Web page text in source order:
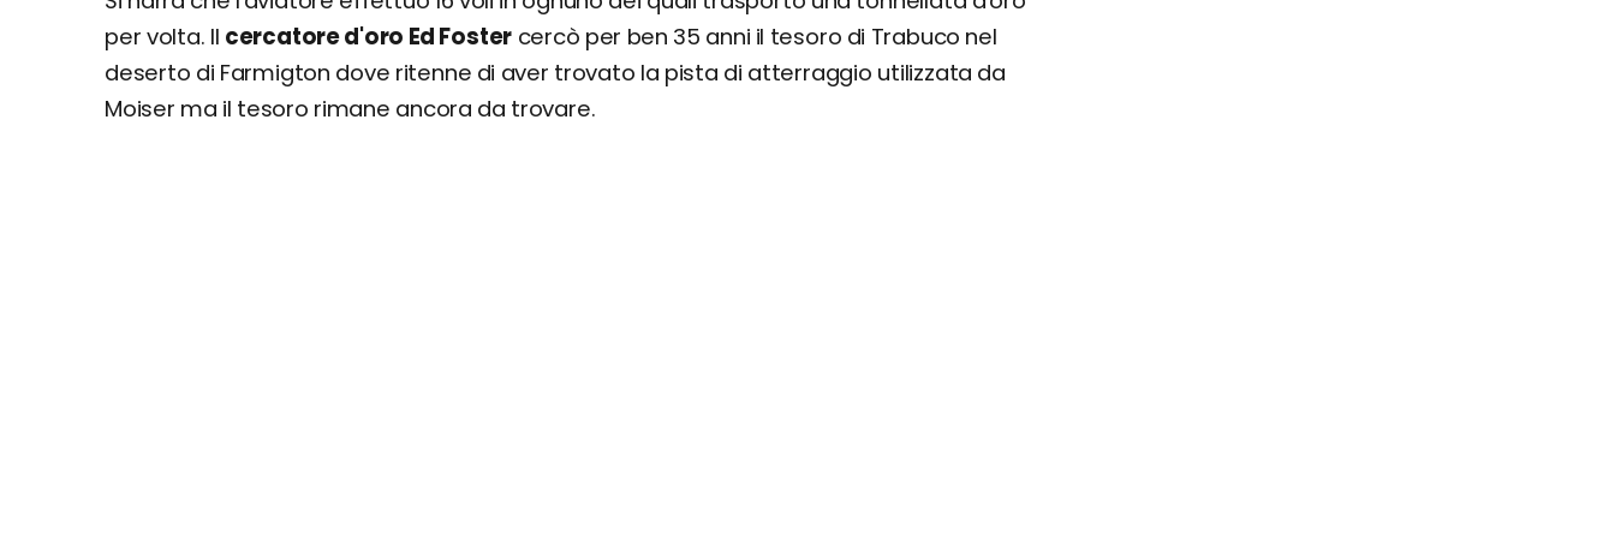
per volta. Il cercatore d'oro Ed Foster cercò per ben 35 anni il tesoro di Trabuco nel
deserto di Farmigton dove ritenne di aver trovato la pista di atterraggio utilizzata da
Moiser ma il tesoro rimane ancora da trovare.